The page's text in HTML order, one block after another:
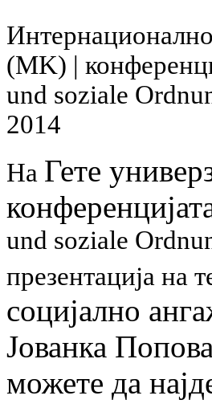
(MK) |
und soziale
2014
На Гете
und soziale
презентација на
социјално
Јованка
можете да